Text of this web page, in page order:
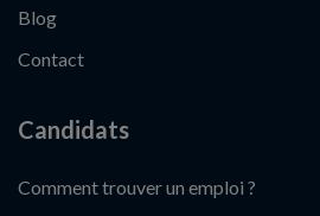
Blog
Contact
Candidats
Comment trouver un emploi ?